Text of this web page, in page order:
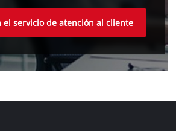
el servicio de atención al cliente